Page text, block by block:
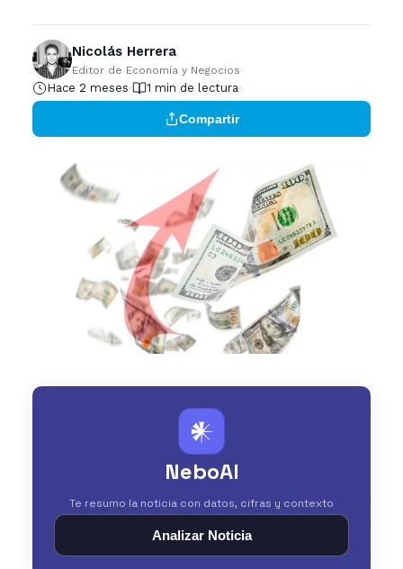
Nicolás Herrera
Editor de Economía y Negocios
Hace 2 meses 1 min de lectura
Compartir
𒀭
NeboAI
Te resumo la noticia con datos, cifras y contexto
Analizar Noticia